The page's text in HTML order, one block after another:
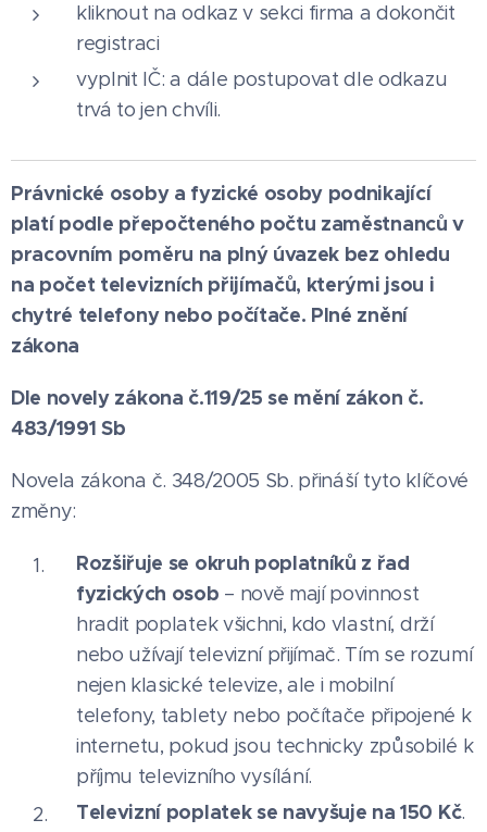
kliknout na odkaz v sekci firma a dokončit
registraci
vyplnit IČ: a dále postupovat dle odkazu
trvá to jen chvíli.
Právnické osoby a fyzické osoby podnikající
platí podle přepočteného počtu zaměstnanců v
pracovním poměru na plný úvazek bez ohledu
na počet televizních přijímačů, kterými jsou i
chytré telefony nebo počítače. Plné znění
zákona
Dle novely zákona č.119/25 se mění zákon č.
483/1991 Sb
Novela zákona č. 348/2005 Sb. přináší tyto klíčové
změny:
Rozšiřuje se okruh poplatníků z řad
fyzických osob – nově mají povinnost
hradit poplatek všichni, kdo vlastní, drží
nebo užívají televizní přijímač. Tím se rozumí
nejen klasické televize, ale i mobilní
telefony, tablety nebo počítače připojené k
internetu, pokud jsou technicky způsobilé k
příjmu televizního vysílání.
Televizní poplatek se navyšuje na 150 Kč.